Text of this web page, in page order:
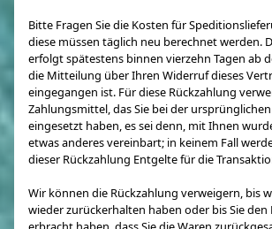
Bitte Fragen Sie die Kosten für
diese müssen täglich neu berechnet werden.
erfolgt spätestens binnen vierzehn Tagen ab
die Mitteilung über Ihren Widerruf dieses
eingegangen ist. Für diese Rückzahlung
Zahlungsmittel, das Sie bei der
eingesetzt haben, es sei denn, mit Ihnen
etwas anderes vereinbart; in keinem Fall
dieser Rückzahlung Entgelte für die
Wir können die Rückzahlung verweigern, bis
wieder zurückerhalten haben oder bis Sie den